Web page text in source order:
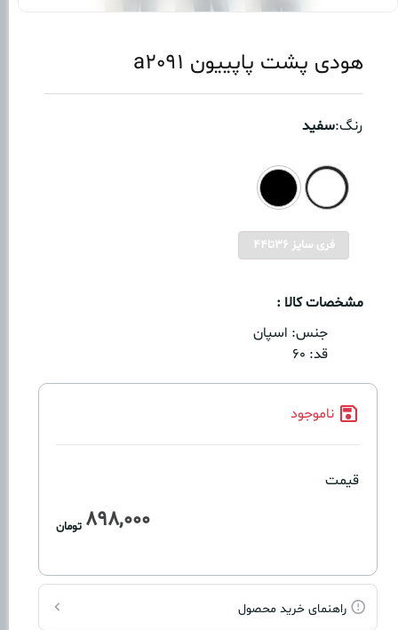
هودی پشت پاپییون a2091
رنگ:سفید
فری سایز 36تا44
مشخصات کالا :
جنس: اسپان
قد:
ناموجود
قیمت
898,000 تومان
راهنمای خرید محصول